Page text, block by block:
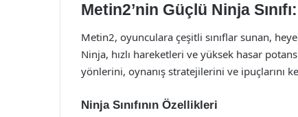
Metin2’nin Güçlü Ninja
Metin2, oyunculara çeşitli sınıflar sunan,
Ninja, hızlı hareketleri ve yüksek hasar
yönlerini, oynanış stratejilerini ve ipuçlarını
Ninja Sınıfının Özellikleri